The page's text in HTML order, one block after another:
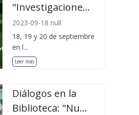
"Investigacione...
2023-09-18 null
18, 19 y 20 de septiembre
en l...
Leer más
Diálogos en la
Biblioteca: "Nu...